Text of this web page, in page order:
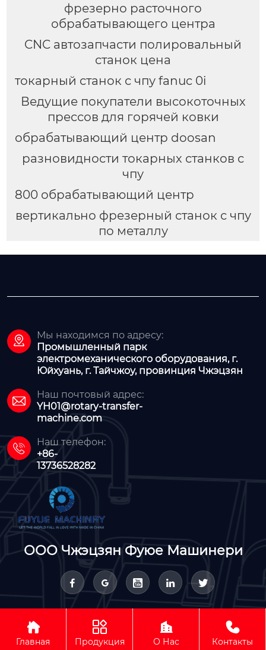
фрезерно расточного
обрабатывающего центра
CNC автозапчасти полировальный
станок цена
токарный станок с чпу fanuc 0i
Ведущие покупатели высокоточных
прессов для горячей ковки
обрабатывающий центр doosan
разновидности токарных станков с
чпу
800 обрабатывающий центр
вертикально фрезерный станок с чпу
по металлу

Мы находимся по адресу:
Промышленный парк
электромеханического оборудования, г.
Юйхуань, г. Тайчжоу, провинция Чжэцзян

Наш почтовый адрес:
YH01@rotary-transfer-
machine.com

Наш телефон:
+86-
13736528282
ООО Чжэцзян Фуюе Машинери
    
Авторское право © ООО Чжэцзян Фуюе Машинери

Главная

Продукция

О Нас

Контакты